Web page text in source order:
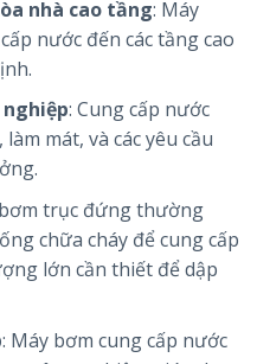
nhà cao tầng: Máy
nước đến các tầng cao
: Cung cấp nước
mát, và các yêu cầu
trục đứng thường
chữa cháy để cung cấp
lớn cần thiết để dập
: Máy bơm cung cấp nước